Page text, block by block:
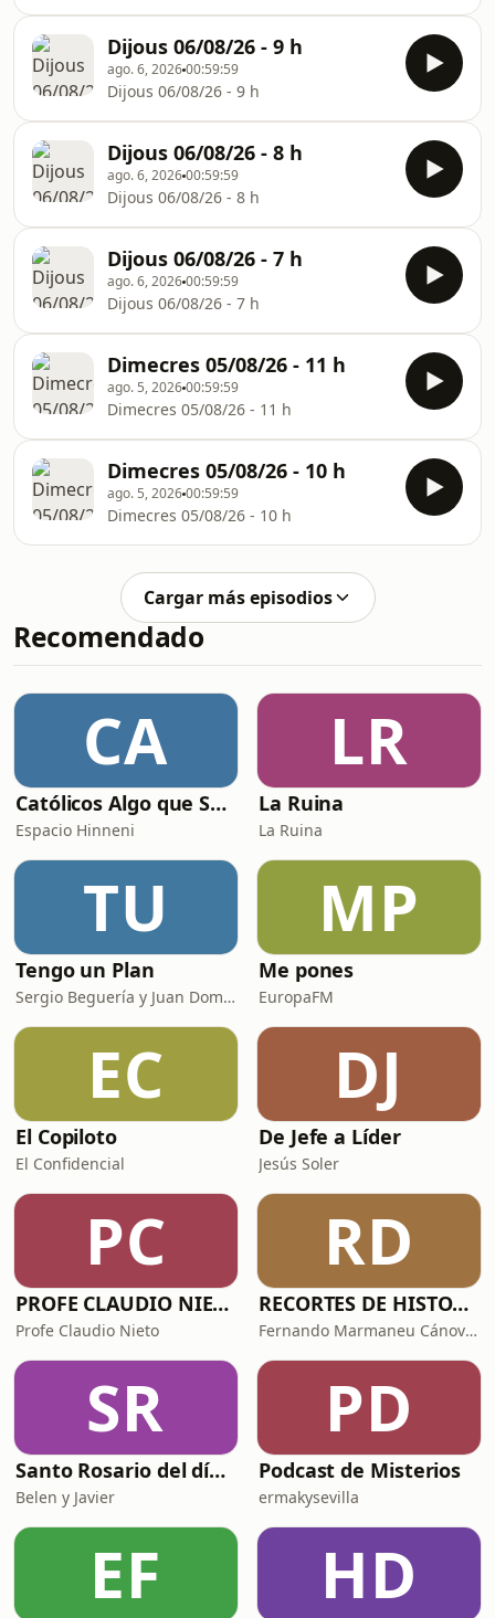
Dijous 06/08/26 - 9 h
ago. 6, 202600:59:59
Dijous 06/08/26 - 9 h
Dijous 06/08/26 - 8 h
ago. 6, 202600:59:59
Dijous 06/08/26 - 8 h
Dijous 06/08/26 - 7 h
ago. 6, 202600:59:59
Dijous 06/08/26 - 7 h
Dimecres 05/08/26 - 11 h
ago. 5, 202600:59:59
Dimecres 05/08/26 - 11 h
Dimecres 05/08/26 - 10 h
ago. 5, 202600:59:59
Dimecres 05/08/26 - 10 h
Cargar más episodios
Recomendado
CA
Católicos Algo que Saber
Espacio Hinneni
LR
La Ruina
La Ruina
TU
Tengo un Plan
Sergio Beguería y Juan Domínguez
MP
Me pones
EuropaFM
EC
El Copiloto
El Confidencial
DJ
De Jefe a Líder
Jesús Soler
PC
PROFE CLAUDIO NIETO
Profe Claudio Nieto
RD
RECORTES DE HISTORIA Y CIENCIA
Fernando Marmaneu Cánovas
SR
Santo Rosario del día. 🙏 Reza con nosotros en castellano 🇪🇸
Belen y Javier
PD
Podcast de Misterios
ermakysevilla
EF HD